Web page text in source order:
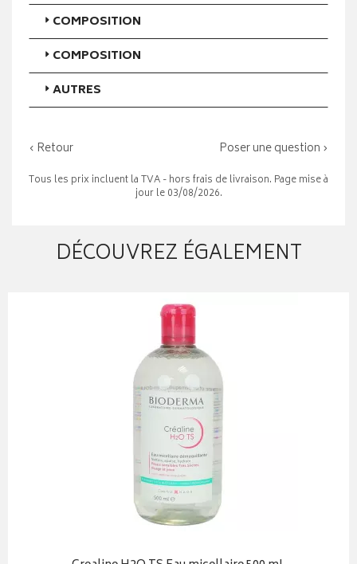
COMPOSITION
COMPOSITION
AUTRES
‹ Retour Poser une question ›
Tous les prix incluent la TVA - hors frais de livraison. Page mise à
jour le 03/08/2026.
DÉCOUVREZ ÉGALEMENT